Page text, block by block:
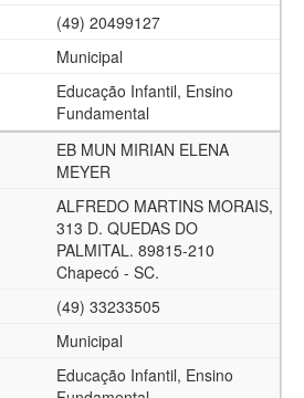
(49) 20499127
Municipal
Educação Infantil, Ensino
Fundamental
EB MUN MIRIAN ELENA
MEYER
ALFREDO MARTINS MORAIS,
313 D. QUEDAS DO
PALMITAL. 89815-210
Chapecó - SC.
(49) 33233505
Municipal
Educação Infantil, Ensino